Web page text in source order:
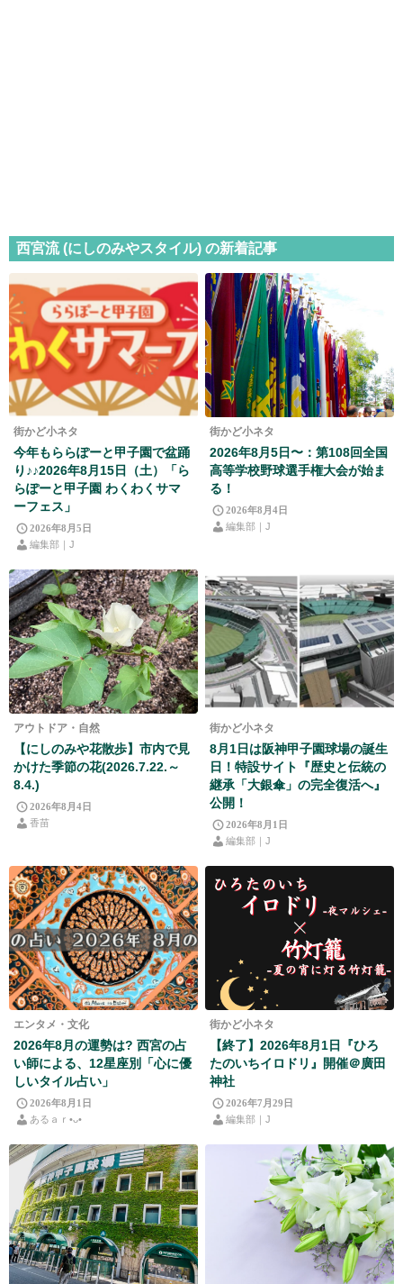
西宮流 (にしのみやスタイル) の新着記事
街かど小ネタ
今年もららぽーと甲子園で盆踊
り♪♪2026年8月15日（土）「ら
らぽーと甲子園 わくわくサマ
ーフェス」
2026年8月5日
編集部｜J
街かど小ネタ
2026年8月5日〜：第108回全国
高等学校野球選手権大会が始ま
る！
2026年8月4日
編集部｜J
アウトドア・自然
【にしのみや花散歩】市内で見
かけた季節の花(2026.7.22.～
8.4.)
2026年8月4日
香苗
街かど小ネタ
8月1日は阪神甲子園球場の誕生
日！特設サイト『歴史と伝統の
継承「大銀傘」の完全復活へ』
公開！
2026年8月1日
編集部｜J
エンタメ・文化
2026年8月の運勢は? 西宮の占
い師による、12星座別「心に優
しいタイル占い」
2026年8月1日
あるａｒ•⁠ᴗ⁠•⁠
街かど小ネタ
【終了】2026年8月1日『ひろ
たのいちイロドリ』開催＠廣田
神社
2026年7月29日
編集部｜J